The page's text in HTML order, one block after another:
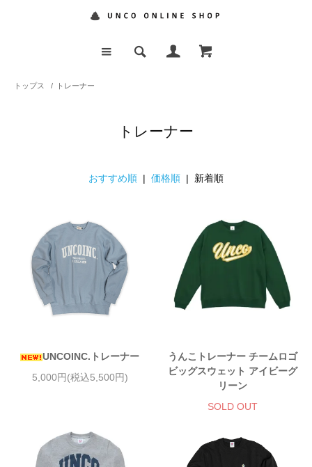
トップス / トレーナー
トレーナー
おすすめ順 | 価格順 | 新着順
UNCOINC.トレーナー
5,000円(税込5,500円)
うんこトレーナー チームロゴ
ビッグスウェット アイビーグ
リーン
SOLD OUT